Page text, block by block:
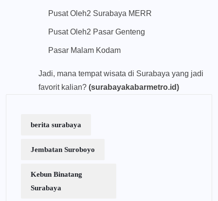
Pusat Oleh2 Surabaya MERR
Pusat Oleh2 Pasar Genteng
Pasar Malam Kodam
Jadi, mana tempat wisata di Surabaya yang jadi
favorit kalian? (surabayakabarmetro.id)
berita surabaya
Jembatan Suroboyo
Kebun Binatang
Surabaya